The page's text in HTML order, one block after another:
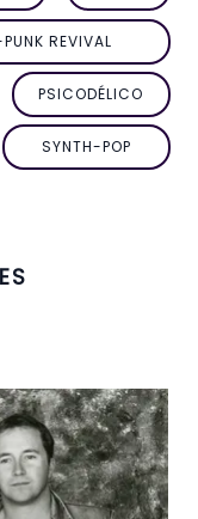
REVIVAL
PSICODÉLICO
SYNTH-POP